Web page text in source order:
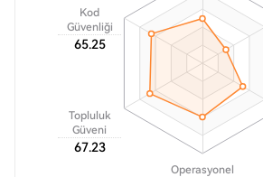
Kod
Güvenliği
65.25
Topluluk
Güveni
67.23
Operasyonel